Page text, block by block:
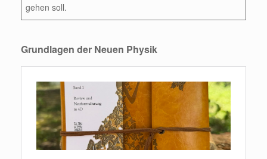
gehen soll.
Grundlagen der Neuen Physik